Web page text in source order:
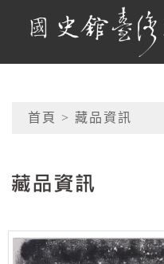
國史館臺
網頁導覽
首頁 > 藏品資訊